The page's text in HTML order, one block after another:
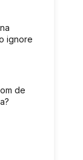
ignore
de